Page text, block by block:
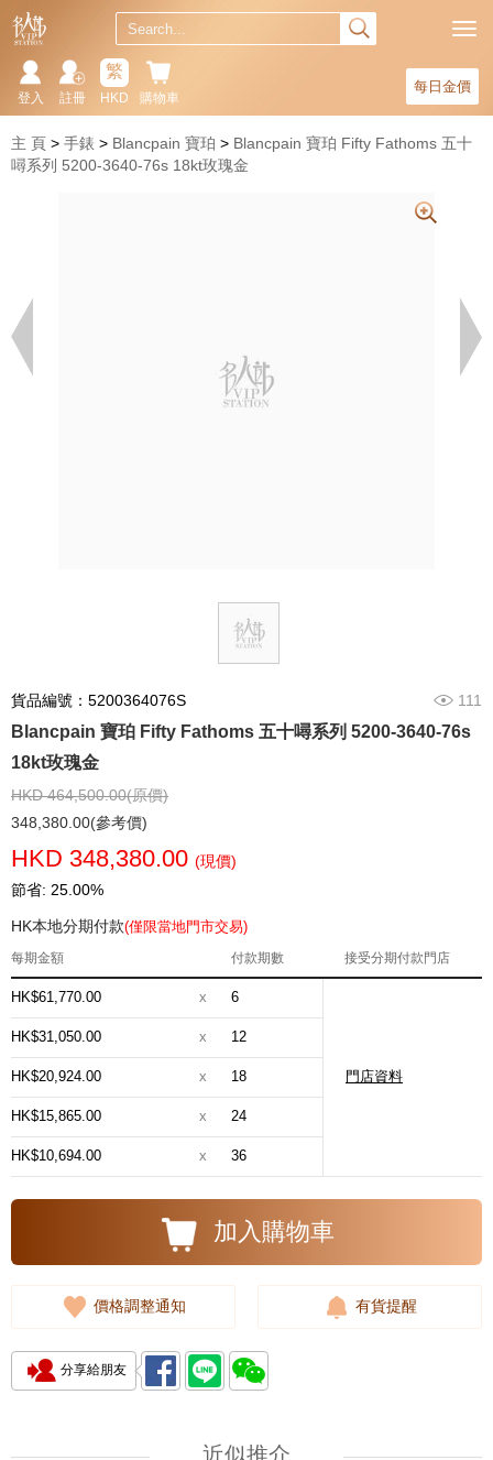
每日金價
購物車
繁
HKD
註冊
登入
主 頁 手錶 Blancpain 寶珀
Blancpain 寶珀 Fifty Fathoms 五十
噚系列 5200-3640-76s 18kt玫瑰金
貨品編號：5200364076S 111
Blancpain 寶珀 Fifty Fathoms 五十噚系列 5200-3640-76s
18kt玫瑰金
HKD 464,500.00(原價)
348,380.00(參考價)
HKD 348,380.00 (現價)
節省: 25.00%
HK本地分期付款(僅限當地門市交易)
每期金額 付款期數 接受分期付款門店
HK$61,770.00 x 6
門店資料
HK$31,050.00 x 12
HK$20,924.00 x 18
HK$15,865.00 x 24
HK$10,694.00 x 36
加入購物車
價格調整通知 有貨提醒
分享給朋友
近似推介